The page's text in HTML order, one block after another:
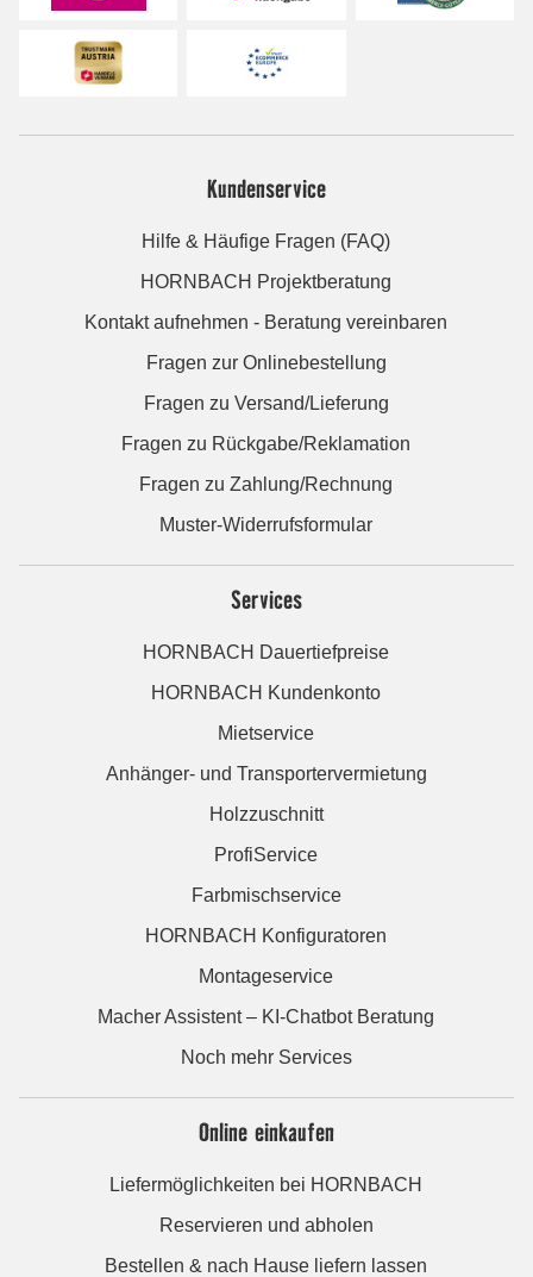
Kundenservice
Hilfe & Häufige Fragen (FAQ)
HORNBACH Projektberatung
Kontakt aufnehmen - Beratung vereinbaren
Fragen zur Onlinebestellung
Fragen zu Versand/Lieferung
Fragen zu Rückgabe/Reklamation
Fragen zu Zahlung/Rechnung
Muster-Widerrufsformular
Services
HORNBACH Dauertiefpreise
HORNBACH Kundenkonto
Mietservice
Anhänger- und Transportervermietung
Holzzuschnitt
ProfiService
Farbmischservice
HORNBACH Konfiguratoren
Montageservice
Macher Assistent – KI-Chatbot Beratung
Noch mehr Services
Online einkaufen
Liefermöglichkeiten bei HORNBACH
Reservieren und abholen
Bestellen & nach Hause liefern lassen